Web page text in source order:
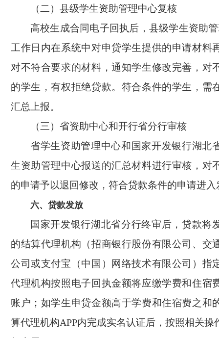
（二）县级学生资助管理中心复核
高校生成合同电子回执后，县级学生资助
工作日内在系统中对申贷学生提供的申请材料
对不符合要求的材料，通知学生修改完善，对
的学生，有权拒绝贷款。符合条件的学生，需
汇总上报。
（三）省资助中心和开行省分行审核
省学生资助管理中心和国家开发银行湖北
生资助管理中心报送的汇总材料进行审核，对
的申请予以退回修改，符合贷款条件的申请进
六、贷款发放
国家开发银行湖北省分行终审后，贷款将
的结算代理机构（招商银行股份有限公司、交
公司或支付宝（中国）网络技术有限公司）指
代理机构按照电子回执金额将应缴学费和住宿
账户；如学生申贷金额高于学费和住宿费之和
算代理机构APP内完成实名认证后，按照相关操